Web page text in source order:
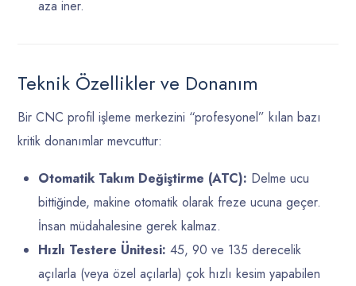
aza iner.
Teknik Özellikler ve Donanım
Bir CNC profil işleme merkezini “profesyonel” kılan bazı
kritik donanımlar mevcuttur:
Otomatik Takım Değiştirme (ATC): Delme ucu
bittiğinde, makine otomatik olarak freze ucuna geçer.
İnsan müdahalesine gerek kalmaz.
Hızlı Testere Ünitesi: 45, 90 ve 135 derecelik
açılarla (veya özel açılarla) çok hızlı kesim yapabilen